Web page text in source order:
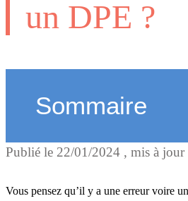
un DPE ?
Sommaire
Le
opposable
Publié le 22/01/2024 , mis à jour
Vous pensez qu’il y a une erreur voire